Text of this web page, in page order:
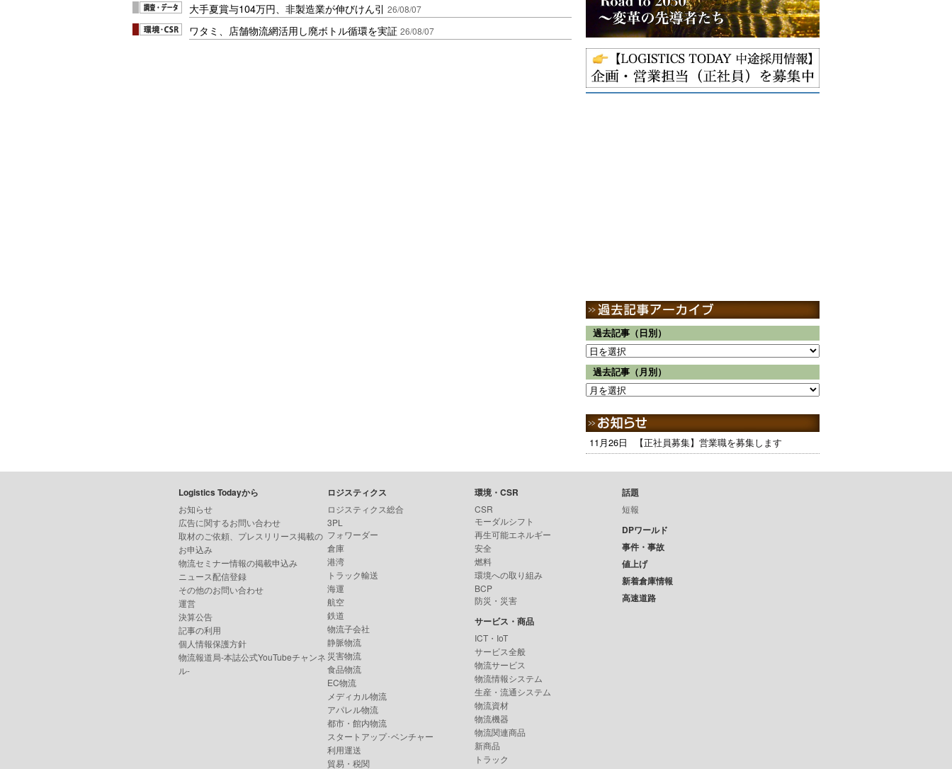
大手夏賞与104万円、非製造業が伸びけん引 26/08/07
ワタミ、店舗物流網活用し廃ボトル循環を実証 26/08/07
過去記事（日別）
過去記事（月別）
11月26日 【正社員募集】営業職を募集します
Logistics Todayから
お知らせ
広告に関するお問い合わせ
取材のご依頼、プレスリリース掲載の
お申込み
物流セミナー情報の掲載申込み
ニュース配信登録
その他のお問い合わせ
運営
決算公告
記事の利用
個人情報保護方針
物流報道局-本誌公式YouTubeチャンネ
ル-
ロジスティクス
ロジスティクス総合
3PL
フォワーダー
倉庫
港湾
トラック輸送
海運
航空
鉄道
物流子会社
静脈物流
災害物流
食品物流
EC物流
メディカル物流
アパレル物流
都市・館内物流
スタートアップ･ベンチャー
利用運送
貿易・税関
環境・CSR
CSR
モーダルシフト
再生可能エネルギー
安全
燃料
環境への取り組み
BCP
防災・災害
サービス・商品
ICT・IoT
サービス全般
物流サービス
物流情報システム
生産・流通システム
物流資材
物流機器
物流関連商品
新商品
トラック
話題
短報
DPワールド
事件・事故
値上げ
新着倉庫情報
高速道路